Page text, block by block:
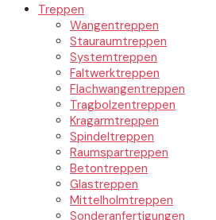
Treppen
Wangentreppen
Stauraumtreppen
Systemtreppen
Faltwerktreppen
Flachwangentreppen
Tragbolzentreppen
Kragarmtreppen
Spindeltreppen
Raumspartreppen
Betontreppen
Glastreppen
Mittelholmtreppen
Sonderanfertigungen